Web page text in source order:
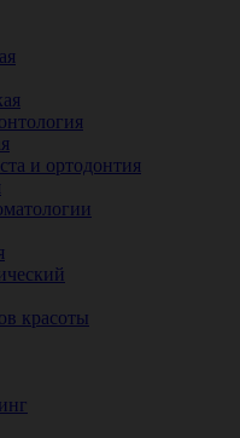
и ортодонтия
красоты